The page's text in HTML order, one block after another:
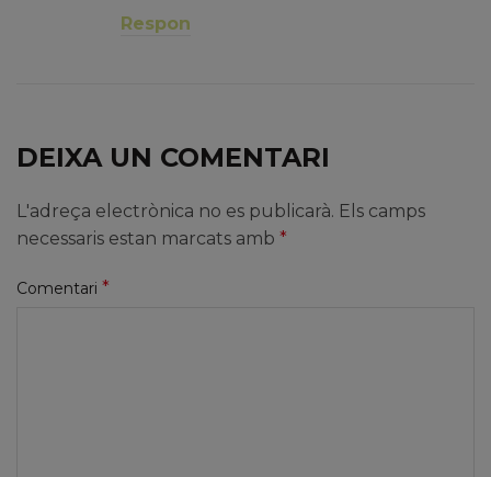
Respon
DEIXA UN COMENTARI
L'adreça electrònica no es publicarà. Els camps
necessaris estan marcats amb *
Comentari *